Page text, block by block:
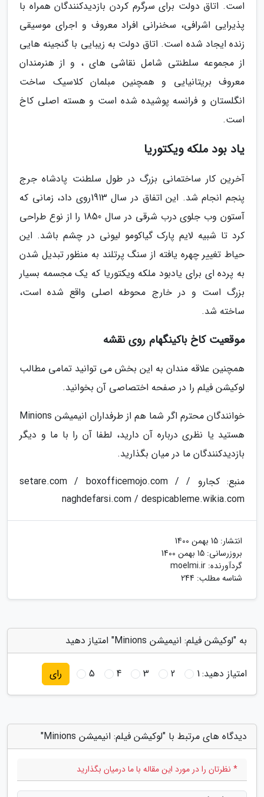
است. اتاق دولت برای سرگرم کردن بازدیدکنندگان همراه با
پذیرایی اشرافی، سخنرانی افراد معروف و اجرای موسیقی
زنده ایجاد شده است. اتاق دولت به زیبایی با گنجینه هایی
از مجموعه سلطنتی شامل نقاشی های ، و از هنرمندان
معروف بریتانیایی و همچنین مبلمان کلاسیک ساخت
انگلستان و فرانسه پوشیده شده است و هسته اصلی کاخ
است.
یاد بود ملکه ویکتوریا
آخرین کار ساختمانی بزرگ در طول سلطنت پادشاه جرج
پنجم انجام شد. این اتفاق در سال 1913روی داد، زمانی که
آستون وب جلوی درب شرقی در سال 1850 را از نوع طراحی
کرد تا شبیه لایم پارک گیاکومو لیونی در چشم باشد. این
حیاط تغییر چهره یافته از سنگ پرتلند به منظور تبدیل شدن
به پرده ای برای یادبود ملکه ویکتوریا که یک مجسمه بسیار
بزرگ است و در خارج محوطه اصلی واقع شده است،
ساخته شد.
موقعیت کاخ باکینگهام روی نقشه
همچنین علاقه مندان به این بخش می توانید تمامی مطالب
لوکیشن فیلم را در صفحه اختصاصی آن بخوانید.
خوانندگان محترم اگر شما هم از طرفداران انیمیشن Minions
هستید یا نظری درباره آن دارید، لطفا آن را با ما و دیگر
بازدیدکنندگان ما در میان بگذارید.
منبع: کجارو / setare.com / boxofficemojo.com /
naghdefarsi.com / despicableme.wikia.com
انتشار: 15 بهمن 1400
بروزرسانی: 15 بهمن 1400
گردآورنده: moelmi.ir
شناسه مطلب: 244
به "لوکیشن فیلم: انیمیشن Minions" امتیاز دهید
امتیاز دهید:1
2
3
4
5 رای
دیدگاه های مرتبط با "لوکیشن فیلم: انیمیشن Minions"
* نظرتان را در مورد این مقاله با ما درمیان بگذارید